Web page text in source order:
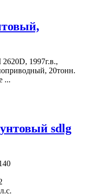
1997г.в.,
20тонн.
...
sdlg